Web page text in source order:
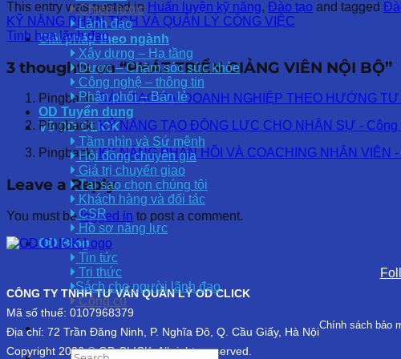
Chiến lược
Lãnh đạo
Giải pháp theo ngành
Xây dựng – Hạ tầng
Dược – Chăm sóc sức khỏe
Công nghệ – thông tin
Phân phối – Bán lẻ
OD Tuyển dụng
Về OD CLICK
Tầm nhìn và Sứ mệnh
Hội đồng chuyên gia
Giá trị chuyển giao
Tại sao chọn chúng tôi
Khách hàng và đối tác
CSR
Hồ sơ năng lực
OD Blog
Tin tức
Tri thức
Sách cho người lãnh đạo
Công cụ
This entry was posted in Huấn luyện kỹ năng, Đào tạo and tagged
KỸ NĂNG PHÂN TÍCH VÀ QUẢN LÝ CÔNG VIỆC
Tinh hoa lãnh đạo
3 thoughts on “PHÁT TRIỂN GIẢNG VIÊN NỘI BỘ”
Pingback:ĐÀO TẠO TẠI DOANH NGHIỆP THEO HƯỚNG
Pingback: KỸ NĂNG TẠO ĐỘNG LỰC CHO NHÂN SỰ -
Pingback: KỸ NĂNG PHẢN HỒI VÀ COACHING NHÂN VIÊN
Leave a Reply
You must belogged in to post a comment.
CÔNG TY TNHH TƯ VẤN QUẢN LÝ OD CLICK
Mã số thuế: 0107968379
Địa chỉ: 72 Trần Đăng Ninh, P. Nghĩa Đô, Q. Cầu Giấy, Hà Nội
Copyright 2026 © OD CLICK. All rights reserved.
Chính sách bảo